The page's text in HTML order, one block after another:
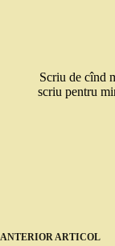
Scriu de cînd
scriu pentru
ANTERIOR ARTICOL